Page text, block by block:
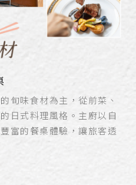
旬味食材為主，從前菜、
日式料理風格。主廚以自
富的餐桌體驗，讓旅客透